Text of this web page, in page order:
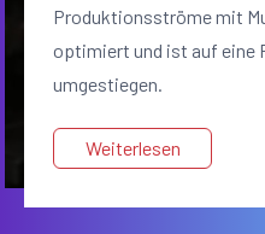
Produktionsströme mit
optimiert und ist auf eine
umgestiegen.
Weiterlesen